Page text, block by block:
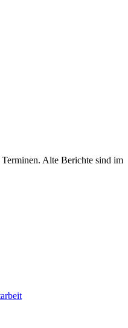
Alte Berichte sind im